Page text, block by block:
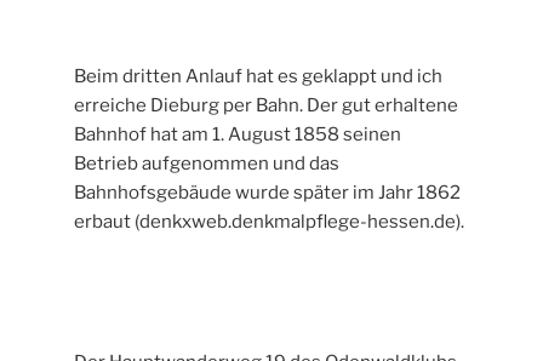
Beim dritten Anlauf hat es geklappt und ich
erreiche Dieburg per Bahn. Der gut erhaltene
Bahnhof hat am 1. August 1858 seinen
Betrieb aufgenommen und das
Bahnhofsgebäude wurde später im Jahr 1862
erbaut (denkxweb.denkmalpflege-hessen.de).